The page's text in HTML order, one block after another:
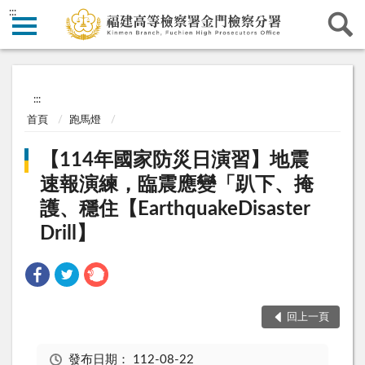
:::
:::
首頁 跑馬燈
【114年國家防災日演習】地震
速報演練，臨震應變「趴下、掩
護、穩住【EarthquakeDisaster
Drill】
回上一頁
發布日期： 112-08-22